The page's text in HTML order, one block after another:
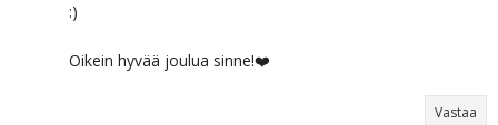
:)
Oikein hyvää joulua sinne!❤️
Vastaa